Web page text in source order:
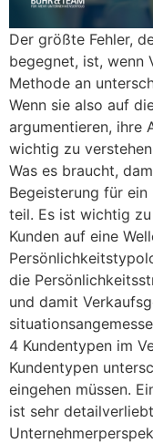
Der größte Fehler,
begegnet, ist, wenn
Methode an
Wenn sie also auf
argumentieren, ihre
wichtig zu
Was es braucht,
Begeisterung für
teil. Es ist wichtig
Kunden auf eine
die
und damit
4 Kundentypen im
Kundentypen
eingehen müssen.
ist sehr